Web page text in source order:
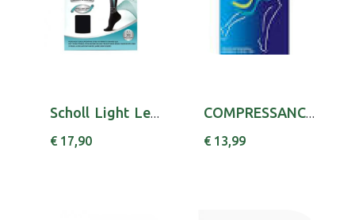
Scholl Light Legs Coll Comp 60den L Preto
€ 17,90
COMPRESSANCALYPSO MEIADESCAD140 9015 III SE
€ 13,99